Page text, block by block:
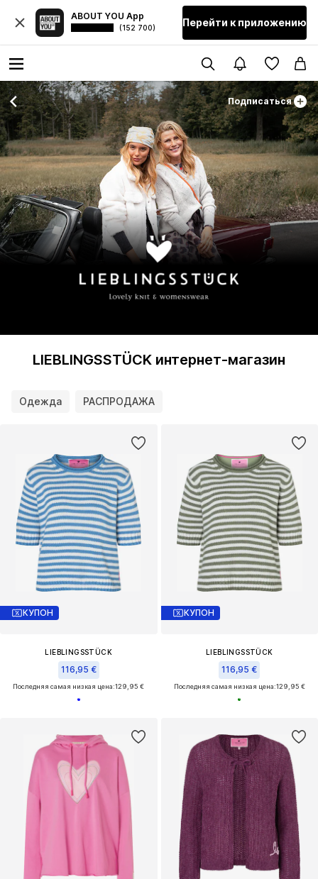
ABOUT YOU App
(152 700) Перейти к приложению
Подписаться
LIEBLINGSSTÜCK интернет-магазин
Одежда РАСПРОДАЖА
КУПОН
LIEBLINGSSTÜCK
116,95 €
Последняя самая низкая цена:129,95 €
КУПОН
LIEBLINGSSTÜCK
116,95 €
Последняя самая низкая цена:129,95 €